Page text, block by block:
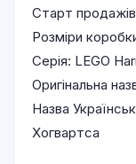
Старт
Розміри
Серія: LEGO
Оригінальна
Назва
Хогвартса